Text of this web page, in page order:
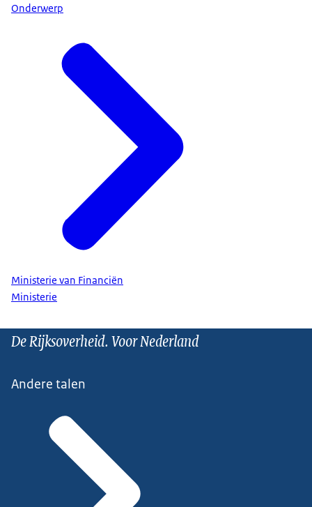
Onderwerp
Ministerie van Financiën
Ministerie
De Rijksoverheid. Voor Nederland
Andere talen